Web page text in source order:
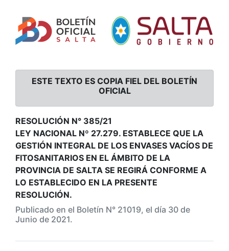
ESTE TEXTO ES COPIA FIEL DEL BOLETÍN
OFICIAL
RESOLUCIÓN N° 385/21
LEY NACIONAL Nº 27.279. ESTABLECE QUE LA
GESTIÓN INTEGRAL DE LOS ENVASES VACÍOS DE
FITOSANITARIOS EN EL ÁMBITO DE LA
PROVINCIA DE SALTA SE REGIRÁ CONFORME A
LO ESTABLECIDO EN LA PRESENTE
RESOLUCIÓN.
Publicado en el Boletín N° 21019, el día 30 de
Junio de 2021.